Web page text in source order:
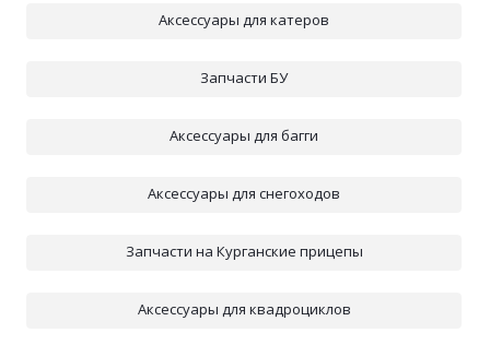
Аксессуары для катеров
Запчасти БУ
Аксессуары для багги
Аксессуары для снегоходов
Запчасти на Курганские прицепы
Аксессуары для квадроциклов